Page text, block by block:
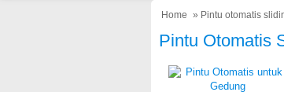
Home » Pintu otomatis
Pintu Otomatis